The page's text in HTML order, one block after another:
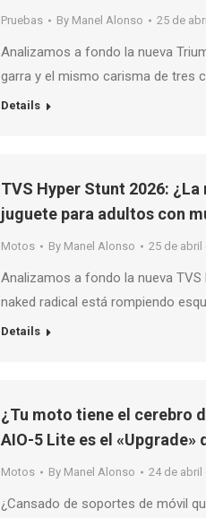
Pruebas By Manel Alonso 25 de
Analizamos a fondo la nueva
garra y el mismo carisma de tres
Details
TVS Hyper Stunt 2026:
juguete para adultos con
Motos By Manel Alonso 25 de abril
Analizamos a fondo la nueva
naked radical está rompiendo
Details
¿Tu moto tiene el cerebro
AIO-5 Lite es el «Upgrade»
Motos By Manel Alonso 24 de abril
¿Cansado de soportes de móvil